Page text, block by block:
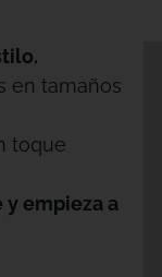
en tamaños
toque
empieza a